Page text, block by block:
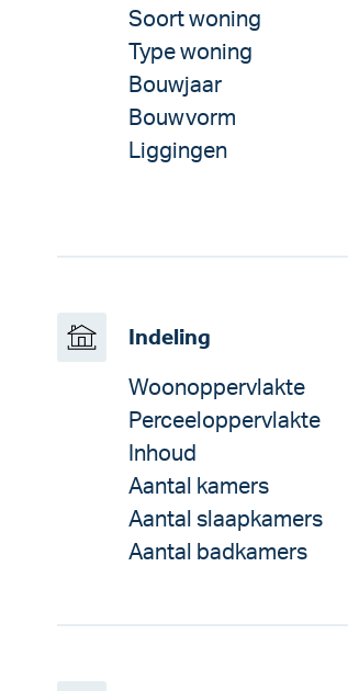
Soort woning
Type woning
Bouwjaar
Bouwvorm
Liggingen
Indeling
Woonoppervlakte
Perceeloppervlakte
Inhoud
Aantal kamers
Aantal slaapkamers
Aantal badkamers